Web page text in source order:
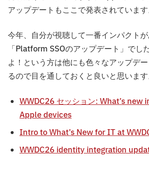
アップデートもここで発表されています
今年、自分が視聴して一番インパクト
「Platform SSOのアップデート」でし
よ！という方は他にも色々なアップデ
るので目を通しておくと良いと思います
WWDC26 セッション: What’s new
Apple devices
Intro to What’s New for IT at
WWDC26 identity integration